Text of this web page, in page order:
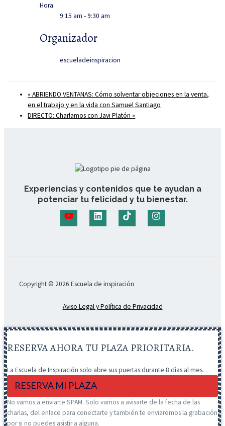
Hora:
9:15 am - 9:30 am
Organizador
escueladeinspiracion
«ABRIENDO VENTANAS: Cómo solventar objeciones en la venta,
en el trabajo y en la vida con Samuel Santiago
DIRECTO: Charlamos con Javi Platón»
Experiencias y contenidos que te ayudan a
potenciar tu felicidad y tu bienestar.
Copyright © 2026 Escuela de inspiración
Aviso Legal y Política de Privacidad
RESERVA AHORA TU PLAZA PRIORITARIA.
La Escuela de Inspiración solo abre sus puertas durante 8 días al mes.
RESERVA MI PLAZA
No vamos a enviarte SPAM. Solo vamos a avisarte de la fecha de las
charlas, del enlace para conectarte y también te enviaremos la grabación
por si no puedes asistir a alguna.